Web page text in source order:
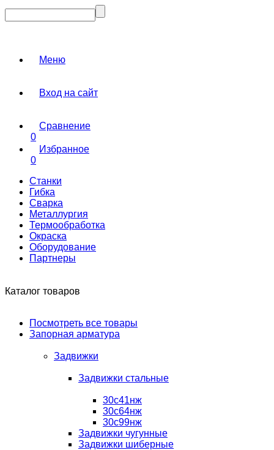
Меню
Вход на сайт
Сравнение
0
Избранное
0
Станки
Гибка
Сварка
Металлургия
Термообработка
Окраска
Оборудование
Партнеры
Каталог товаров
Посмотреть все товары
Запорная арматура
Задвижки
Задвижки стальные
30с41нж
30с64нж
30с99нж
Задвижки чугунные
Задвижки шиберные